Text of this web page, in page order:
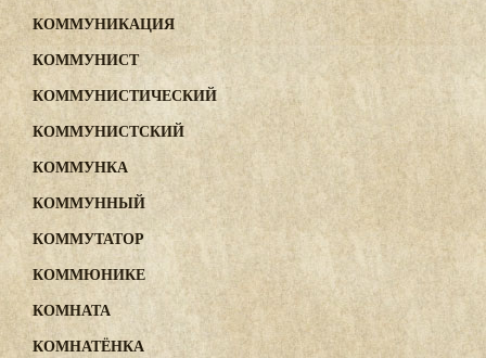
КОММУНИКАЦИЯ
КОММУНИСТ
КОММУНИСТИЧЕСКИЙ
КОММУНИСТСКИЙ
КОММУНКА
КОММУННЫЙ
КОММУТАТОР
КОММЮНИКЕ
КОМНАТА
КОМНАТЁНКА